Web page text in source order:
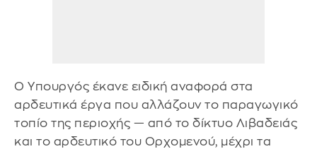
Ο Υπουργός έκανε ειδική αναφορά στα
αρδευτικά έργα που αλλάζουν το παραγωγικό
τοπίο της περιοχής — από το δίκτυο Λιβαδειάς
και το αρδευτικό του Ορχομενού, μέχρι τα